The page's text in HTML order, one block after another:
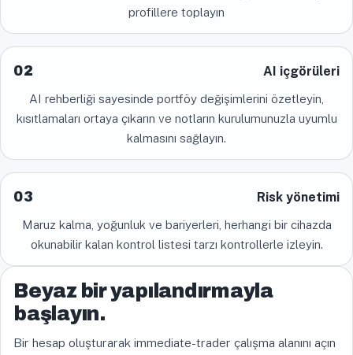
profillere toplayın
02 AI içgörüleri
AI rehberliği sayesinde portföy değişimlerini özetleyin,
kısıtlamaları ortaya çıkarın ve notların kurulumunuzla uyumlu
kalmasını sağlayın.
03 Risk yönetimi
Maruz kalma, yoğunluk ve bariyerleri, herhangi bir cihazda
okunabilir kalan kontrol listesi tarzı kontrollerle izleyin.
Beyaz bir yapılandırmayla
başlayın.
Bir hesap oluşturarak immediate-trader çalışma alanını açın